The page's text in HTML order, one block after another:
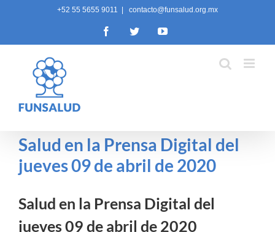
+52 55 5655 9011 contacto@funsalud.org.mx
FacebookTwitterYouTube
Salud en la Prensa Digital del
jueves 09 de abril de 2020
Salud en la Prensa Digital del
jueves 09 de abril de 2020